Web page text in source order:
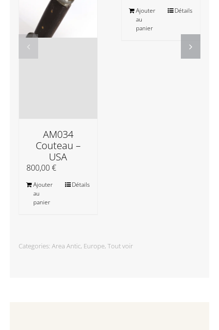
AM034
Couteau –
USA
800,00€
Ajouter
au
panier
Détails
Ajouter
au
panier
Détails
Categories: Area Antic, Europe, Tout voir